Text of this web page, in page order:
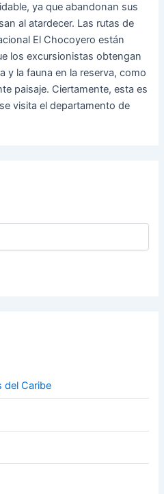
ya que abandonan sus
al atardecer. Las rutas de
El Chocoyero están
los excursionistas obtengan
y la fauna en la reserva, como
paisaje. Ciertamente, esta es
visita el departamento de
del Caribe